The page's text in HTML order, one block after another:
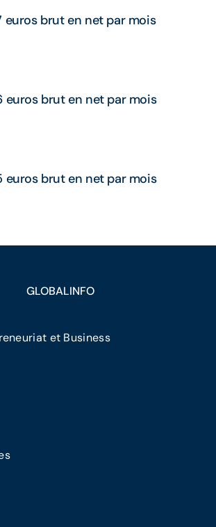
euros brut en net par mois
euros brut en net par mois
euros brut en net par mois
GLOBALINFO
et Business